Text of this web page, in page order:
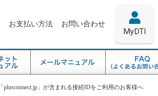
お支払い方法 お問い合わせ
MyDTI
」が含まれる接続IDをご利用のお客様へ